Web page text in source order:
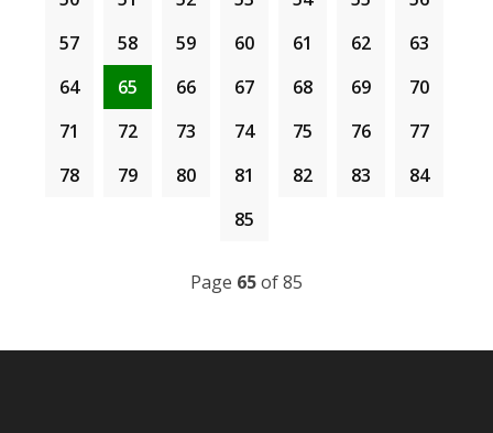
MASING-MASING. ERTI KEMERDEKAAN PADA ZAMAN
MASA KINI GENERASI MUDA PASTI MENGANGGAP
PENJAJAHAN DAN MENGHAYATINYA DENGAN
MERDEKA!.
DENGAN WARNA JALUR GEMILANG TURUT
DIKEKALKAN.
57
58 59 60 61 62
63
64
65 66 67 68 69
70
71
72 73 74 75 76
77
78
79 80 81 82 83
84
85
Page 65of 85